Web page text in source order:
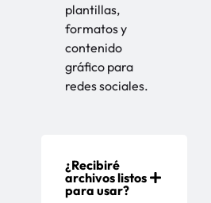
plantillas,
formatos y
contenido
gráfico para
redes sociales.
¿Recibiré
archivos listos
para usar?